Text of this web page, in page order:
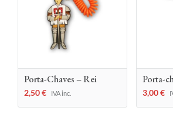
Porta-Chaves – Rei
2,50€ IVA inc.
Porta-
3,00€